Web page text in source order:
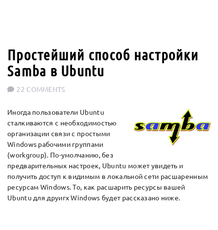
Простейший способ настройки
Samba в Ubuntu
22 COMMENTS
Иногда пользователи Ubuntu
сталкиваются с необходимостью
организации связи с простыми
Windows рабочими группами
(workgroup). По-умолчанию, без
предварительных настроек, Ubuntu может увидеть и
получить доступ к видимым в локальной сети расшаренным
ресурсам Windows. То, как расшарить ресурсы вашей
Ubuntu для друигх Windows будет рассказано ниже.